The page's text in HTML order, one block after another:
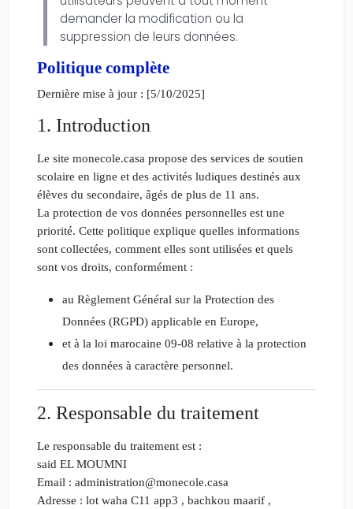
demander la modification ou la
suppression de leurs données.
Politique complète
Dernière mise à jour : [5/10/2025]
1. Introduction
Le site monecole.casa propose des services de soutien
scolaire en ligne et des activités ludiques destinés aux
élèves du secondaire, âgés de plus de 11 ans.
La protection de vos données personnelles est une
priorité. Cette politique explique quelles informations
sont collectées, comment elles sont utilisées et quels
sont vos droits, conformément :
au Règlement Général sur la Protection des
Données (RGPD) applicable en Europe,
et à la loi marocaine 09-08 relative à la protection
des données à caractère personnel.
2. Responsable du traitement
Le responsable du traitement est :
said EL MOUMNI
Email : administration@monecole.casa
Adresse : lot waha C11 app3 , bachkou maarif ,